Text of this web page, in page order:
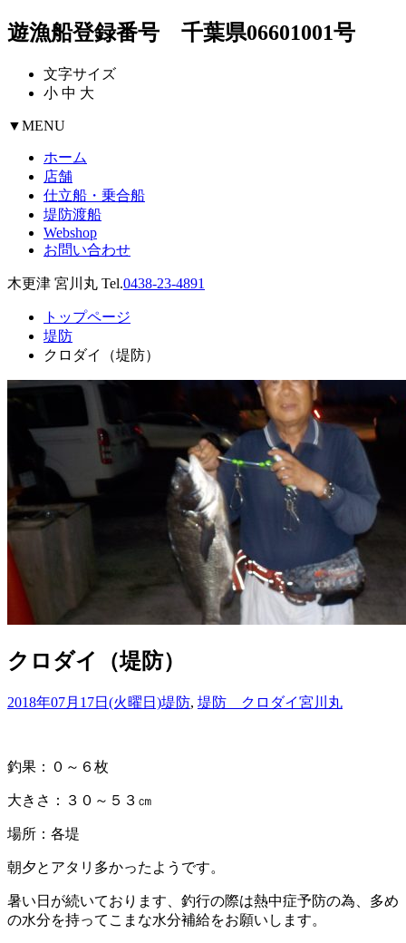
遊漁船登録番号 千葉県06601001号
文字サイズ
小 中 大
▼MENU
ホーム
店舗
仕立船・乗合船
堤防渡船
Webshop
お問い合わせ
木更津 宮川丸 Tel.0438-23-4891
トップページ
堤防
クロダイ（堤防）
クロダイ（堤防）
2018年07月17日(火曜日)堤防, 堤防 クロダイ宮川丸
釣果：０～６枚
大きさ：３０～５３㎝
場所：各堤
朝夕とアタリ多かったようです。
暑い日が続いております、釣行の際は熱中症予防の為、多め
の水分を持ってこまな水分補給をお願いします。